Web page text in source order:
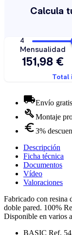
Envío
Montaje
3%
Descripción
Ficha técnica
Documentos
Vídeo
Valoraciones
Fabricado con resina
doble pared. 100%
Disponible en varios
BASIC Ref.